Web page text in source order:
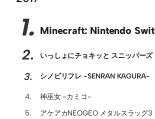
Minecraft: Nintendo
いっしょにチョキッと スニッパーズ
シノビリフレ -SENRAN KAGURA-
神巫女 -カミコ-
アケアカNEOGEO メタルスラッグ3